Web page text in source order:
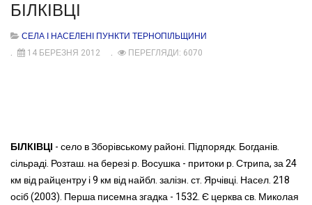
БІЛКІВЦІ
СЕЛА І НАСЕЛЕНІ ПУНКТИ ТЕРНОПІЛЬЩИНИ
14 БЕРЕЗНЯ 2012
ПЕРЕГЛЯДИ: 6070
БІЛКІВЦІ - село в Зборівському районі. Підпорядк. Богданів.
сільраді. Розташ. на березі р. Восушка - притоки р. Стрипа, за 24
км від райцентру і 9 км від найбл. залізн. ст. Ярчівці. Насел. 218
осіб (2003). Перша писемна згадка - 1532. Є церква св. Миколая